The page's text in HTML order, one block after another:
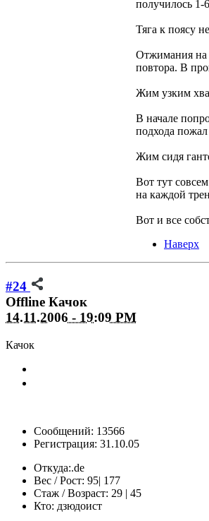
получилось 1-
Тяга к поясу
Отжимания на
повтора. В
Жим узким
В начале
подхода
Жим сидя
Вот тут
на каждой
Вот и все
Наверх
#24
Offline Качок
14.11.2006 - 19:09 PM
Качок
Сообщений: 13566
Регистрация: 31.10.05
Откуда:‎‏‎‏.de
Вес / Рост: 95| 177
Стаж / Возраст: 29 | 45
Кто: дзюдоист